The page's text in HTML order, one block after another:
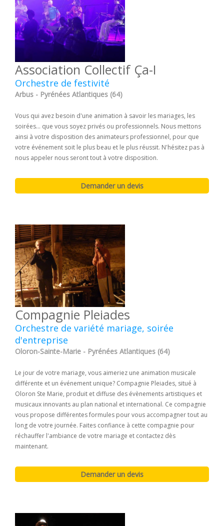
Association Collectif Ça-I
Orchestre de festivité
Arbus - Pyrénées Atlantiques (64)
Vous qui avez besoin d'une animation à savoir les mariages, les
soirées... que vous soyez privés ou professionnels. Nous mettons
ainsi à votre disposition des animateurs professionnel, pour que
votre événement soit le plus beau et le plus réussit. N'hésitez pas à
nous appeler nous seront tout à votre disposition.
Compagnie Pleiades
Orchestre de variété mariage, soirée
d'entreprise
Oloron-Sainte-Marie - Pyrénées Atlantiques (64)
Le jour de votre mariage, vous aimeriez une animation musicale
différente et un événement unique? Compagnie Pleiades, situé à
Oloron Ste Marie, produit et diffuse des évènements artistiques et
musicaux innovants au plan national et international. Ce compagnie
vous propose différentes formules pour vous accompagner tout au
long de votre journée. Faites confiance à cette compagnie pour
réchauffer l'ambiance de votre mariage et contactez dès
maintenant.